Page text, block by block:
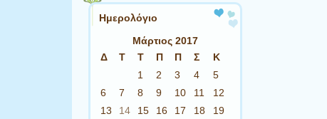
Ημερολόγιο
Μάρτιος 2017
Δ
Τ Τ Π Π Σ
Κ
1
2 3 4
5
6
7 8 9 10 11
12
13
14 15 16 17 18
19